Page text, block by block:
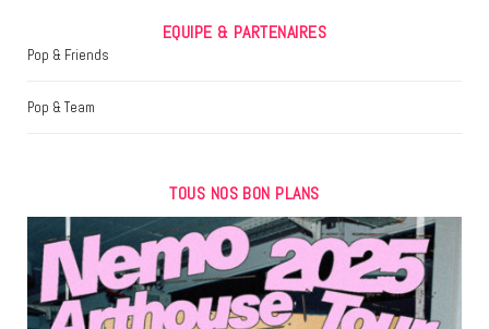
EQUIPE & PARTENAIRES
Pop & Friends
Pop & Team
TOUS NOS BON PLANS